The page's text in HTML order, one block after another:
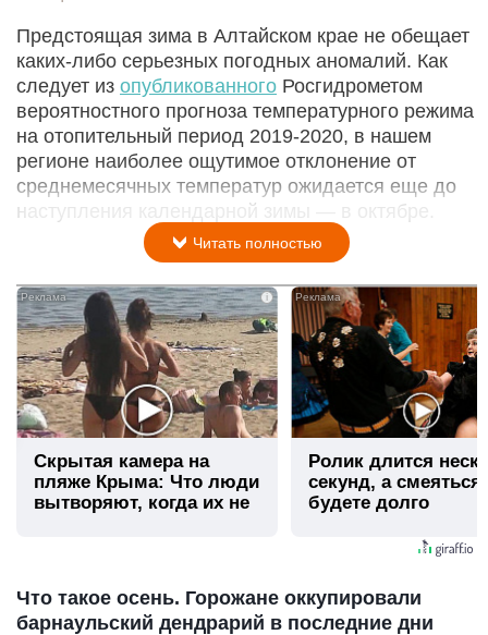
Предстоящая зима в Алтайском крае не обещает
каких-либо серьезных погодных аномалий. Как
следует из опубликованного Росгидрометом
вероятностного прогноза температурного режима
на отопительный период 2019-2020, в нашем
регионе наиболее ощутимое отклонение от
среднемесячных температур ожидается еще до
наступления календарной зимы — в октябре.
Читать полностью
i
Скрытая камера на
пляже Крыма: Что люди
вытворяют, когда их не
Ролик длится
секунд, а
будете долго
Что такое осень. Горожане оккупировали
барнаульский дендрарий в последние дни